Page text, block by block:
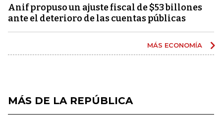
Anif propuso un ajuste fiscal de $53 billones
ante el deterioro de las cuentas públicas
MÁS ECONOMÍA
MÁS DE LA REPÚBLICA